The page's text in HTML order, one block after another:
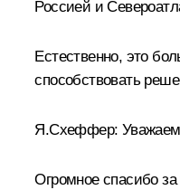
Россией и
Естественно, это
способствовать
Я.Схеффер:
Огромное спасибо